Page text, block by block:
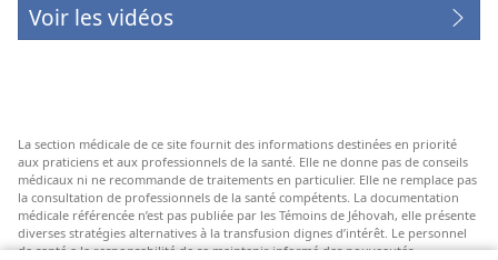
Voir les vidéos
La section médicale de ce site fournit des informations destinées en priorité
aux praticiens et aux professionnels de la santé. Elle ne donne pas de conseils
médicaux ni ne recommande de traitements en particulier. Elle ne remplace pas
la consultation de professionnels de la santé compétents. La documentation
médicale référencée n’est pas publiée par les Témoins de Jéhovah, elle présente
diverses stratégies alternatives à la transfusion dignes d’intérêt. Le personnel
de santé a la responsabilité de se maintenir informé des nouveautés